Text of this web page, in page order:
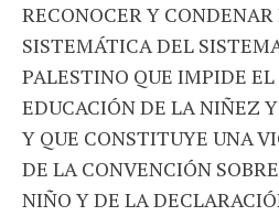
RECONOCER Y
SISTEMÁTICA DEL
PALESTINO QUE IMPIDE EL
EDUCACIÓN DE LA NIÑEZ
Y QUE CONSTITUYE UNA
DE LA CONVENCIÓN
NIÑO Y DE LA